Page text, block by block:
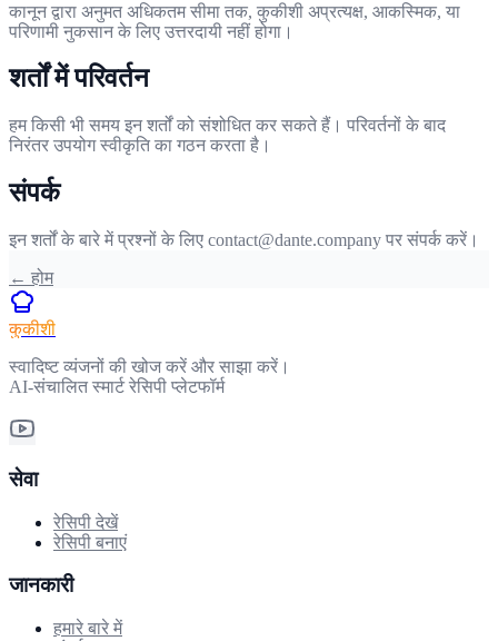
कानून द्वारा अनुमत अधिकतम सीमा तक, कुकीशी अप्रत्यक्ष, आकस्मिक, या
परिणामी नुकसान के लिए उत्तरदायी नहीं होगा।
शर्तों में परिवर्तन
हम किसी भी समय इन शर्तों को संशोधित कर सकते हैं। परिवर्तनों के बाद
निरंतर उपयोग स्वीकृति का गठन करता है।
संपर्क
इन शर्तों के बारे में प्रश्नों के लिए contact@dante.company पर संपर्क करें।
← होम
कुकीशी
स्वादिष्ट व्यंजनों की खोज करें और साझा करें।
AI-संचालित स्मार्ट रेसिपी प्लेटफॉर्म
सेवा
रेसिपी देखें
रेसिपी बनाएं
जानकारी
हमारे बारे में